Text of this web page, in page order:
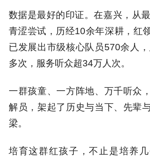
数据是最好的印证。在嘉兴，从
青涩尝试，历经10余年深耕，红
已发展出市级核心队员570余人
多次，服务听众超34万人次。
一群孩童、一方阵地、万千听众
解员，架起了历史与当下、先辈
梁。
培育这群红孩子，不止是培养